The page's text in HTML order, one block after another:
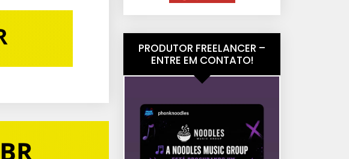
PRODUTOR FREELANCER –
ENTRE EM CONTATO!